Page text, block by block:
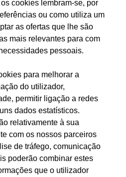
cookies lembram-se, por
ou como utiliza um
as ofertas que lhe são
mais relevantes para com
pessoais.
para melhorar a
do utilizador,
permitir ligação a redes
dados estatísticos.
relativamente à sua
com os nossos parceiros
de tráfego, comunicação
poderão combinar estes
que o utilizador